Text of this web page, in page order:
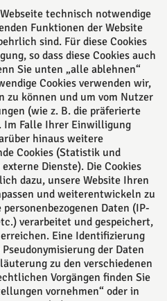
wir Sie kompetent in
durch unsere
als auch
und Notare. Alle können
zurückgreifen und Sie
Netzwerk
technisch notwendige
Funktionen der Website
sind. Für diese Cookies
so dass diese Cookies auch
Sie unten „alle ablehnen“
Cookies verwenden wir,
zu können und um vom Nutzer
(wie z. B. die präferierte
Im Falle Ihrer Einwilligung
hinaus weitere
Cookies (Statistik und
Dienste). Die Cookies
dazu, unsere Website Ihren
und weiterentwickeln zu
Daten (IP-
verarbeitet und gespeichert,
Eine Identifizierung
der Daten
zu den verschiedenen
Vorgängen finden Sie
vornehmen“ oder in